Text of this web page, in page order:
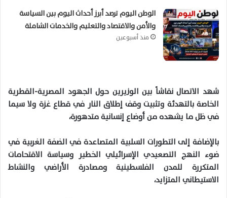
الوطن اليوم ترصد أبرز أحداث اليوم بين السياسة
والأمن والاقتصاد والتعليم والخدمات الشاملة
منذ أسبوعين
شهد الاتصال نقاشاً بين الوزيرين حول الجهود المصرية-القطرية
الخاصة بالتهدئة وتثبيت وقف إطلاق النار في قطاع غزة ولا سيما
في ظل ما يشهده من أوضاع إنسانية متدهورة،
بالإضافة إلى التطورات السلبية المتصاعدة في الضفة الغربية في
ضوء النهج التصعيدي الإسرائيلي الخطير وسياسة الاقتحامات
المتكررة للمدن الفلسطينية ومصادرة الأراضي والنشاط
الاستيطاني المتزايد،